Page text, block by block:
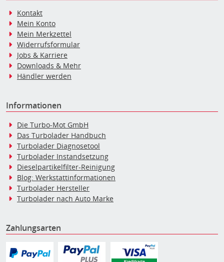
Kontakt
Mein Konto
Mein Merkzettel
Widerrufsformular
Jobs & Karriere
Downloads & Mehr
Händler werden
Informationen
Die Turbo-Mot GmbH
Das Turbolader Handbuch
Turbolader Diagnosetool
Turbolader Instandsetzung
Dieselpartikelfilter-Reinigung
Blog: Werkstattinformationen
Turbolader Hersteller
Turbolader nach Auto Marke
Zahlungsarten